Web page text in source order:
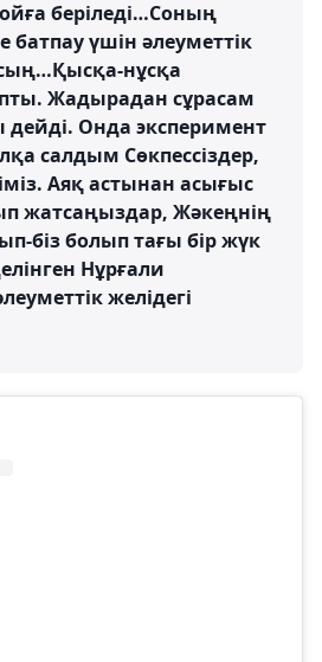
беріледі…Соның
батпау үшін әлеуметтік
нұсқа
Жадырадан сұрасам
Онда эксперимент
салдым Сөкпессіздер,
Аяқ астынан асығыс
жатсаңыздар, Жәкеңнің
біз болып тағы бір жүк
Нұрғали
желідегі